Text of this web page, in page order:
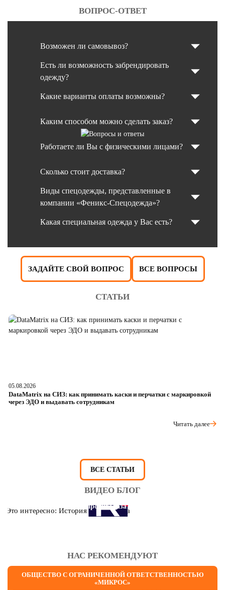
ВОПРОС-ОТВЕТ
Возможен ли самовывоз?
Есть ли возможность забрендировать
одежду?
Какие варианты оплаты возможны?
Каким способом можно сделать заказ?
Работаете ли Вы с физическими лицами?
Сколько стоит доставка?
Виды спецодежды, представленные в
компании «Феникс-Спецодежда»?
Какая специальная одежда у Вас есть?
ЗАДАЙТЕ СВОЙ ВОПРОС ВСЕ ВОПРОСЫ
СТАТЬИ
05.08.2026
DataMatrix на СИЗ: как принимать каски и перчатки с маркировкой
через ЭДО и выдавать сотрудникам
Читать далее
ВСЕ СТАТЬИ
ВИДЕО БЛОГ
Это интересно: История противогаза
НАС РЕКОМЕНДУЮТ
ОБЩЕСТВО С ОГРАНИЧЕННОЙ ОТВЕТСТВЕННОСТЬЮ
«МИКРОС»